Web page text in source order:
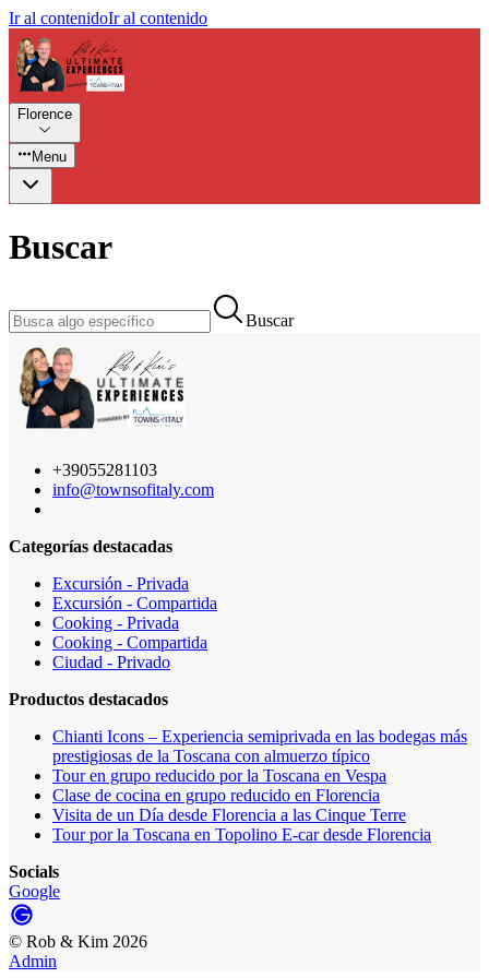
Ir al contenidoIr al contenido
Florence
Menu
Buscar
Buscar
+39055281103
info@townsofitaly.com
Categorías destacadas
Excursión - Privada
Excursión - Compartida
Cooking - Privada
Cooking - Compartida
Ciudad - Privado
Productos destacados
Chianti Icons – Experiencia semiprivada en las bodegas más
prestigiosas de la Toscana con almuerzo típico
Tour en grupo reducido por la Toscana en Vespa
Clase de cocina en grupo reducido en Florencia
Visita de un Día desde Florencia a las Cinque Terre
Tour por la Toscana en Topolino E-car desde Florencia
Socials
Google
© Rob & Kim 2026
Admin